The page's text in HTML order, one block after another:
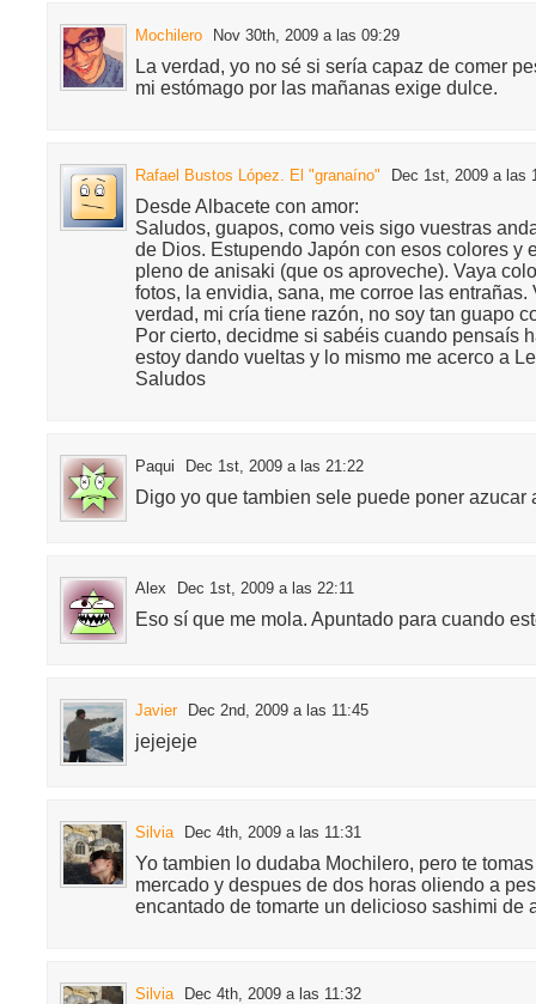
Mochilero Nov 30th, 2009 a las 09:29
La verdad, yo no sé si sería capaz de comer
mi estómago por las mañanas exige dulce.
Rafael Bustos López. El "granaíno" Dec 1st, 2009 a las
Desde Albacete con amor:
Saludos, guapos, como veis sigo vuestras
de Dios. Estupendo Japón con esos colores y
pleno de anisaki (que os aproveche). Vaya
fotos, la envidia, sana, me corroe las entrañas.
verdad, mi cría tiene razón, no soy tan guapo
Por cierto, decidme si sabéis cuando pensaís
estoy dando vueltas y lo mismo me acerco a
Saludos
Paqui Dec 1st, 2009 a las 21:22
Digo yo que tambien sele puede poner azucar
Alex Dec 1st, 2009 a las 22:11
Eso sí que me mola. Apuntado para cuando
Javier Dec 2nd, 2009 a las 11:45
jejejeje
Silvia Dec 4th, 2009 a las 11:31
Yo tambien lo dudaba Mochilero, pero te
mercado y despues de dos horas oliendo a
encantado de tomarte un delicioso sashimi de
Silvia Dec 4th, 2009 a las 11:32